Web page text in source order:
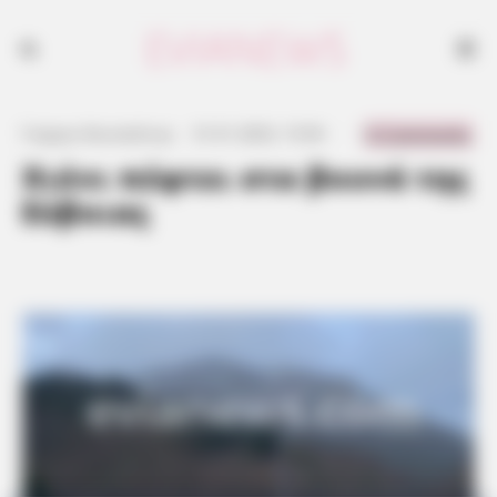
Χιόνι πέφτει στα βουνά της
Εύβοιας